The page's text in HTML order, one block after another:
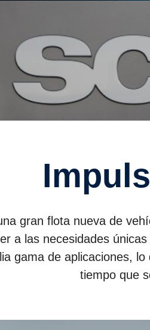
gran flota nueva de
a las necesidades
gama de aplicaciones,
tiempo que